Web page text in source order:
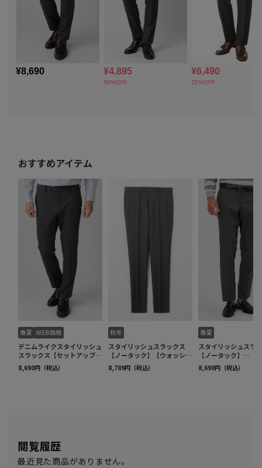
閲覧履歴
最近見た商品がありません。